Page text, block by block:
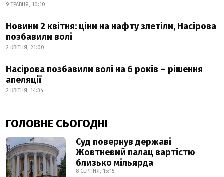
9 ТРАВНЯ, 10:10
Новини 2 квітня: ціни на нафту злетіли, Насірова
позбавили волі
2 КВІТНЯ, 21:00
Насірова позбавили волі на 6 років – рішення
апеляції
2 КВІТНЯ, 14:34
ГОЛОВНЕ СЬОГОДНІ
Суд повернув державі
Жовтневий палац вартістю
близько мільярда
8 СЕРПНЯ, 15:15